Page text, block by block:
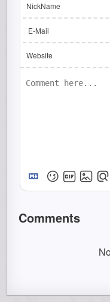
NickName
E-Mail
Website
Comments